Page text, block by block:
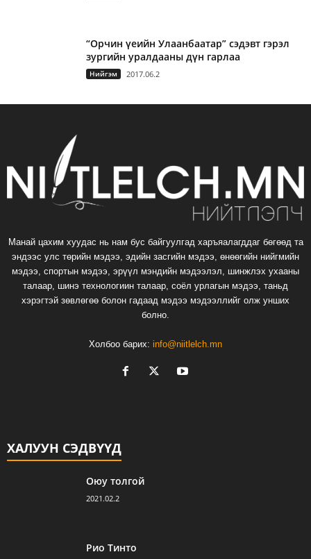
“Орчин үеийн Улаанбаатар” сэдэвт гэрэл
зургийн уралдааны дүн гарлаа
Нийгэм 2017.06.2
Манай цахим хуудас нь нам бус байгуулгад харъяалагддаг бөгөөд та
эндээс улс төрийн мэдээ, эдийн засгийн мэдээ, өнөөгийн нийгмийн
мэдээ, спортын мэдээ, эрүүл мэндийн мэдээлэл, шинжлэх ухааны
талаар, шинэ технологиин талаар, соёл урлагын мэдээ, таньд
хэрэгтэй зөвлөгөө болон гадаад мэдээ мэдээллийг олж унших
болно.
Холбоо барих: info@niitlelch.mn
ХАЛУУН СЭДВҮҮД
Оюу толгой
2021.02.2
Рио Тинто